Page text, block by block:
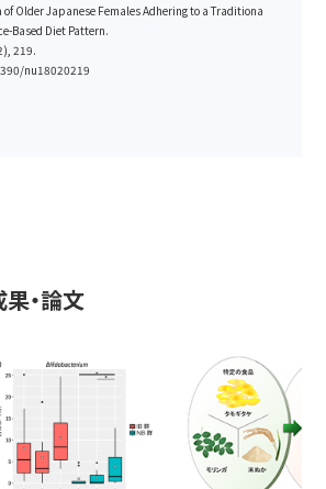
Older Japanese Females Adhering to a Traditiona
Based Diet Pattern.
219.
nu18020219
・論文